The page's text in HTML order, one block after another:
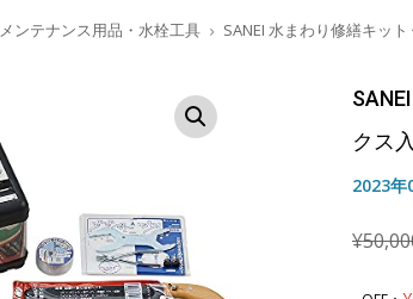
メンテナンス用品・水栓工具 SANEI 水まわり修繕キッ
クス
2023年
¥